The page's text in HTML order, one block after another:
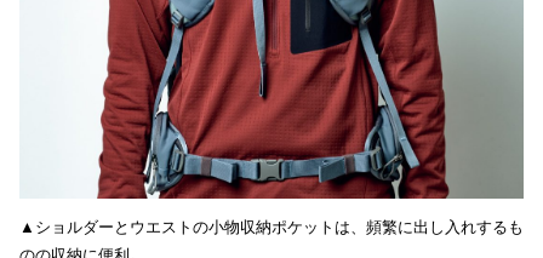
▲ショルダーとウエストの小物収納ポケットは、頻繁に出し入れするも